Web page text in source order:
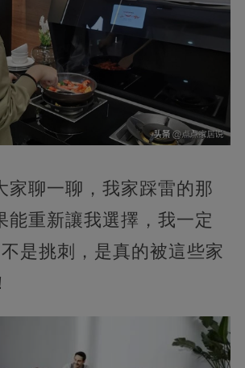
家聊一聊，我家踩雷的那
能重新讓我選擇，我一定
是挑刺，是真的被這些家